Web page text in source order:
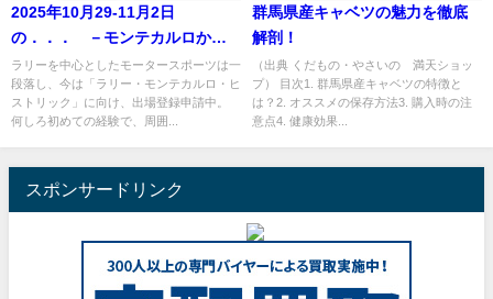
2025年10月29-11月2日
の．．． －モンテカルロか発
表会か？－
ラリーを中心としたモータースポーツは一
段落し、今は「ラリー・モンテカルロ・ヒ
ストリック」に向け、出場登録申請中。
何しろ初めての経験で、周囲...
群馬県産キャベツの魅力を徹底
解剖！
（出典 くだもの・やさいの 満天ショッ
プ） 目次1. 群馬県産キャベツの特徴と
は？2. オススメの保存方法3. 購入時の注
意点4. 健康効果...
スポンサードリンク